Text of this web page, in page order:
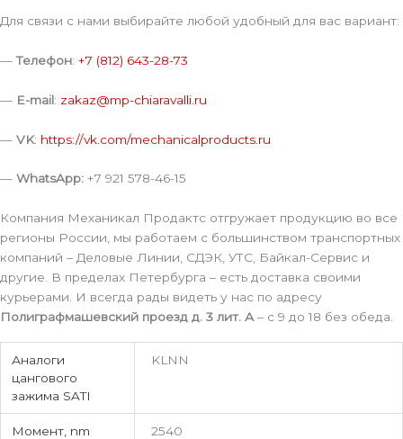
Для связи с нами выбирайте любой удобный для вас вариант:
—Телефон: +7 (812) 643-28-73
— E-mail: zakaz@mp-chiaravalli.ru
— VK: https://vk.com/mechanicalproducts.ru
— WhatsApp: +7 921 578-46-15
Компания Механикал Продактс отгружает продукцию во все
регионы России, мы работаем с большинством транспортных
компаний – Деловые Линии, СДЭК, УТС, Байкал-Сервис и
другие. В пределах Петербурга – есть доставка своими
курьерами. И всегда рады видеть у нас по адресу
Полиграфмашевский проезд д. 3 лит. А– с 9 до 18 без обеда.
Аналоги
цангового
зажима SATI
KLNN
Момент, nm 2540